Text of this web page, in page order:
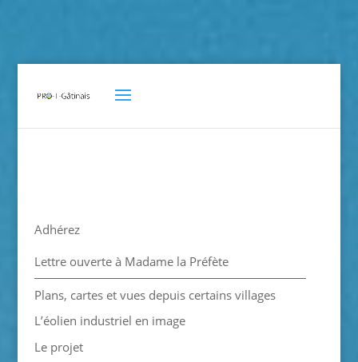
Adhérez
Lettre ouverte à Madame la Préfète
Plans, cartes et vues depuis certains villages
L’éolien industriel en image
Le projet